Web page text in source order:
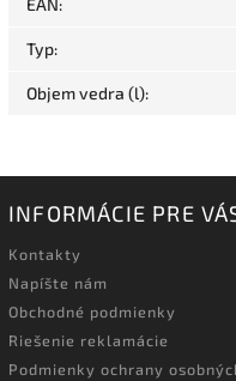
EAN:
Typ:
Objem vedra (l):
INFORMÁCIE PRE
Kontakty
Napíšte nám
Obchodné podmienky
Riešenie reklamácie
Podmienky ochrany